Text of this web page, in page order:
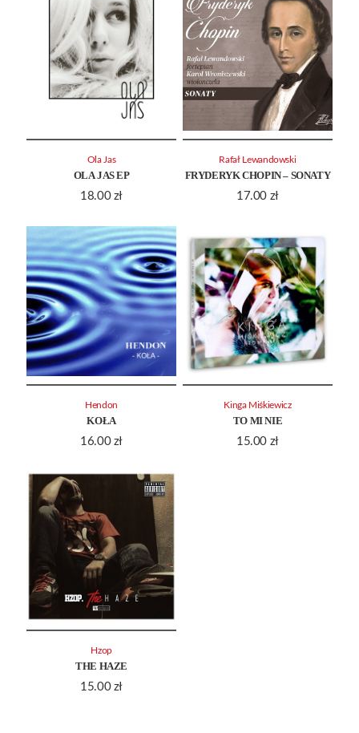
OLA JAS EP
18.00 zł
Ola Jas
FRYDERYK CHOPIN – SONATY
17.00 zł
Rafał Lewandowski
KOŁA
16.00 zł
Hendon
TO MI NIE
15.00 zł
Kinga Miśkiewicz
THE HAZE
15.00 zł
Hzop